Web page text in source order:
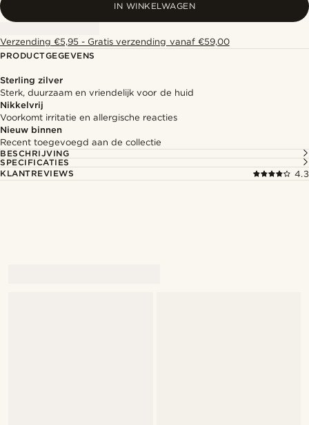
IN WINKELWAGEN
Verzending €5,95 - Gratis verzending vanaf €59,00
PRODUCTGEGEVENS
Sterling zilver
Sterk, duurzaam en vriendelijk voor de huid
Nikkelvrij
Voorkomt irritatie en allergische reacties
Nieuw binnen
Recent toegevoegd aan de collectie
BESCHRIJVING
SPECIFICATIES
KLANTREVIEWS
4.3